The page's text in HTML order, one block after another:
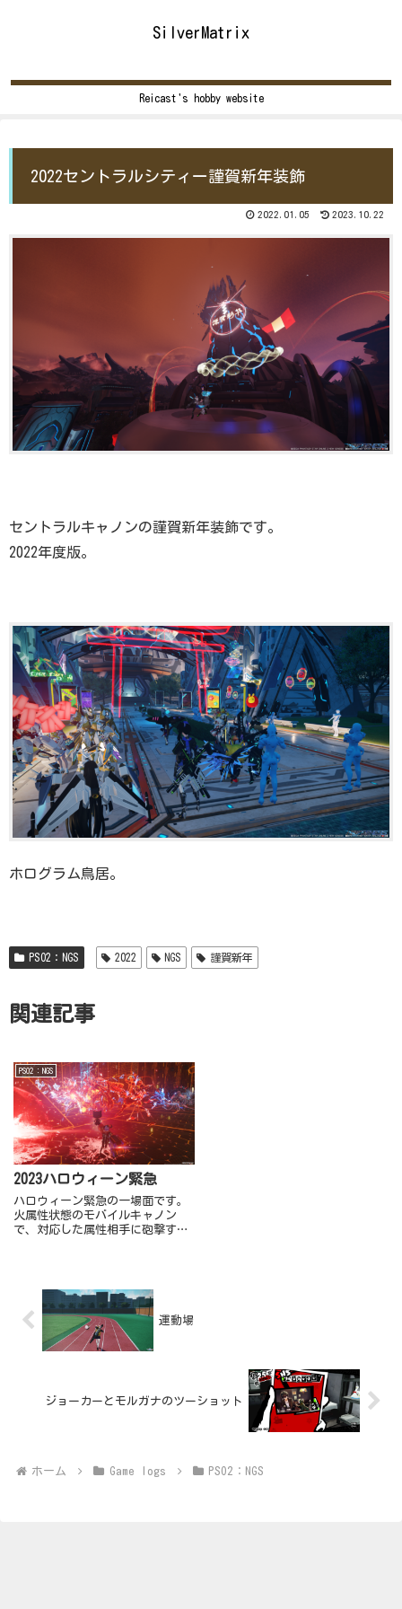
SilverMatrix
Reicast's hobby website
2022セントラルシティー謹賀新年装飾
2022.01.05 2023.10.22
セントラルキャノンの謹賀新年装飾です。
2022年度版。
ホログラム鳥居。
PSO2：NGS 2022 NGS 謹賀新年
関連記事
PSO2：NGS
2023ハロウィーン緊急
ハロウィーン緊急の一場面です。
火属性状態のモバイルキャノン
で、対応した属性相手に砲撃する
運動場
ジョーカーとモルガナのツーショット
ホーム Game logs PSO2：NGS